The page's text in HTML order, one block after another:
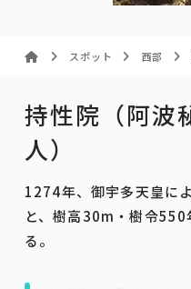
スポット 西部
持性院（阿波
人）
1274年、御宇多天皇に
と、樹高30m・樹令
る。